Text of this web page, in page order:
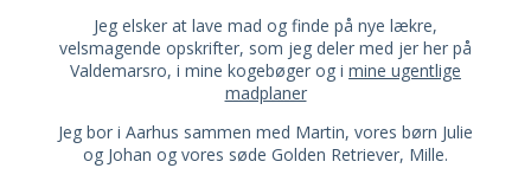
Jeg elsker at lave mad og finde på nye lækre,
velsmagende opskrifter, som jeg deler med jer her på
Valdemarsro, i mine kogebøger og i mine ugentlige
madplaner
Jeg bor i Aarhus sammen med Martin, vores børn Julie
og Johan og vores søde Golden Retriever, Mille.